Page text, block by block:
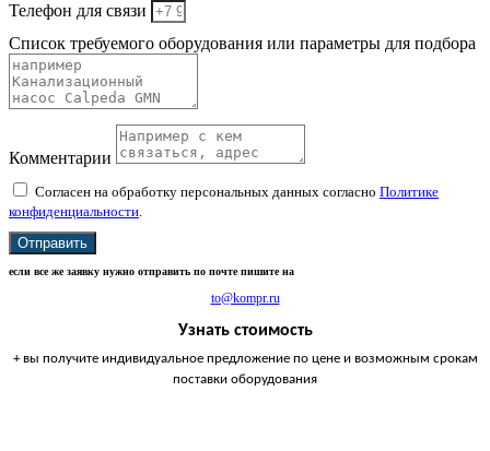
Телефон для связи
Список требуемого оборудования или параметры для подбора
Комментарии
Согласен на обработку персональных данных согласно Политике
конфиденциальности.
Отправить
если все же заявку нужно отправить по почте пишите на
to@kompr.ru
Узнать стоимость
+ вы получите индивидуальное предложение по цене и возможным срокам
поставки оборудования